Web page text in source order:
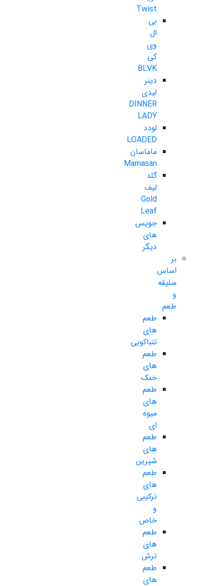
Twist
بی
ال
وی
کی
BLVK
دینر
لیدی
DINNER
LADY
لودد
LOADED
ماماسان
Mamasan
گلد
لیف
Gold
Leaf
جویس
های
دیگر
بر
اساس
سلیقه
و
طعم
طعم
های
تنباکویی
طعم
های
خنک
طعم
های
میوه
ای
طعم
های
شیرین
طعم
های
ترکیبی
و
خاص
طعم
های
ترش
طعم
های